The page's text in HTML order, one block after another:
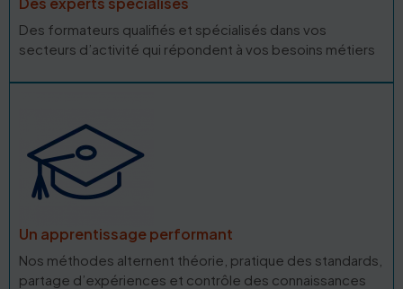
Des formateurs qualifiés et spécialisés dans vos
secteurs d’activité qui répondent à vos besoins métiers
Un apprentissage performant
Nos méthodes alternent théorie, pratique des standards,
partage d’expériences et contrôle des connaissances